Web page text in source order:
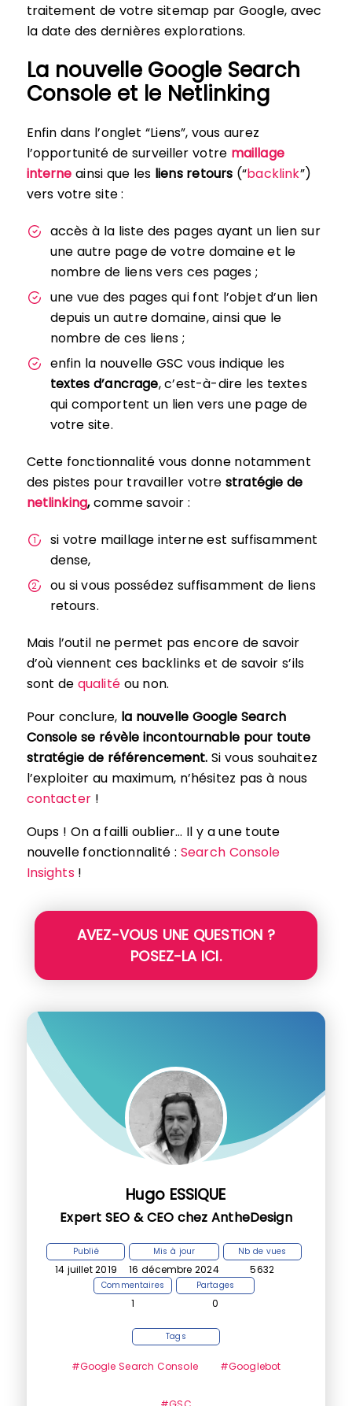
traitement de votre sitemap par Google, avec
la date des dernières explorations.
La nouvelle Google Search
Console et le Netlinking
Enfin dans l’onglet “Liens”, vous aurez
l’opportunité de surveiller votre maillage
interne ainsi que les liens retours (“backlink”)
vers votre site :
accès à la liste des pages ayant un lien sur
une autre page de votre domaine et le
nombre de liens vers ces pages ;
une vue des pages qui font l’objet d’un lien
depuis un autre domaine, ainsi que le
nombre de ces liens ;
enfin la nouvelle GSC vous indique les
textes d’ancrage, c’est-à-dire les textes
qui comportent un lien vers une page de
votre site.
Cette fonctionnalité vous donne notamment
des pistes pour travailler votrestratégie de
netlinking,comme savoir :
si votre maillage interne est suffisamment
dense,
ou si vous possédez suffisamment de liens
retours.
Mais l’outil ne permet pas encore de savoir
d’où viennent ces backlinks et de savoir s’ils
sont de qualitéou non.
Pour conclure, la nouvelle Google Search
Console se révèle incontournable pour toute
stratégie de référencement. Si vous souhaitez
l’exploiter au maximum, n’hésitez pas à nous
contacter!
Oups ! On a failli oublier… Il y a une toute
nouvelle fonctionnalité : Search Console
Insights!
AVEZ-VOUS UNE QUESTION ?
POSEZ-LA ICI.
Hugo ESSIQUE
Expert SEO & CEO chez AntheDesign
Publié
14 juillet 2019
Mis à jour
16 décembre 2024
Nb de vues
5632
Commentaires
1
Partages
0
Tags
#Google Search Console #Googlebot